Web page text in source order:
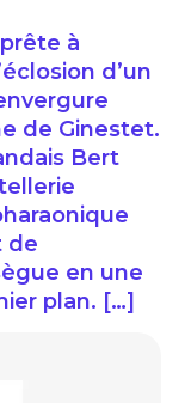
à
d’un
de Ginestet.
Bert
de
en une
plan. […]